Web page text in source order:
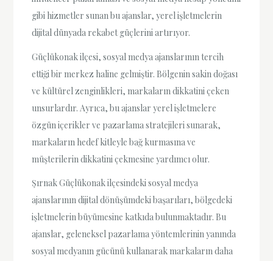
gibi hizmetler sunan bu ajanslar, yerel işletmelerin
dijital dünyada rekabet güçlerini artırıyor.
Güçlükonak ilçesi, sosyal medya ajanslarının tercih
ettiği bir merkez haline gelmiştir. Bölgenin sakin doğası
ve kültürel zenginlikleri, markaların dikkatini çeken
unsurlardır. Ayrıca, bu ajanslar yerel işletmelere
özgün içerikler ve pazarlama stratejileri sunarak,
markaların hedef kitleyle bağ kurmasına ve
müşterilerin dikkatini çekmesine yardımcı olur.
Şırnak Güçlükonak ilçesindeki sosyal medya
ajanslarının dijital dönüşümdeki başarıları, bölgedeki
işletmelerin büyümesine katkıda bulunmaktadır. Bu
ajanslar, geleneksel pazarlama yöntemlerinin yanında
sosyal medyanın gücünü kullanarak markaların daha